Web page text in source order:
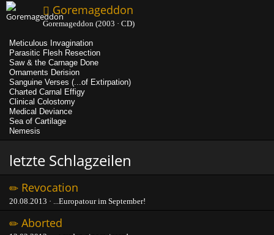
Goremageddon
Goremageddon (2003 · CD)
Meticulous Invagination
Parasitic Flesh Resection
Saw & the Carnage Done
Ornaments Derision
Sanguine Verses (...of Extirpation)
Charted Carnal Effigy
Clinical Colostomy
Medical Deviance
Sea of Cartilage
Nemesis
letzte Schlagzeilen
Revocation
20.08.2013 · ...Europatour im September!
Aborted